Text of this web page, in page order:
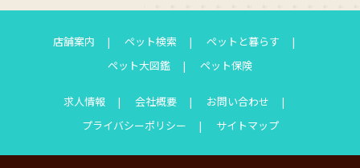
店舗案内 ペット検索
ペットと暮らす
ペット大図鑑
ペット保険
求人情報 会社概要
お問い合わせ
プライバシーポリシー
サイトマップ